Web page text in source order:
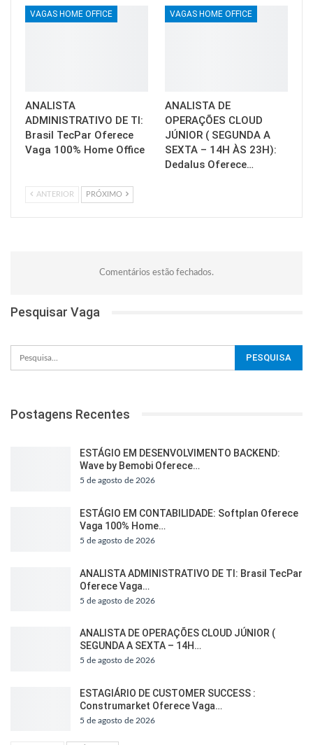
VAGAS HOME OFFICE
ANALISTA
ADMINISTRATIVO DE TI:
Brasil TecPar Oferece
Vaga 100% Home Office
VAGAS HOME OFFICE
ANALISTA DE
OPERAÇÕES CLOUD
JÚNIOR ( SEGUNDA A
SEXTA – 14H ÀS 23H):
Dedalus Oferece…
ANTERIOR PRÓXIMO
Comentários estão fechados.
Pesquisar Vaga
Postagens Recentes
ESTÁGIO EM DESENVOLVIMENTO BACKEND:
Wave by Bemobi Oferece…
5 de agosto de 2026
ESTÁGIO EM CONTABILIDADE: Softplan Oferece
Vaga 100% Home…
5 de agosto de 2026
ANALISTA ADMINISTRATIVO DE TI: Brasil TecPar
Oferece Vaga…
5 de agosto de 2026
ANALISTA DE OPERAÇÕES CLOUD JÚNIOR (
SEGUNDA A SEXTA – 14H…
5 de agosto de 2026
ESTAGIÁRIO DE CUSTOMER SUCCESS :
Construmarket Oferece Vaga…
5 de agosto de 2026